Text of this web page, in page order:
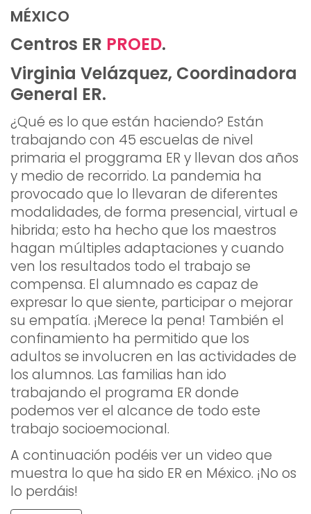
MÉXICO
Centros ER PROED.
Virginia Velázquez, Coordinadora
General ER.
¿Qué es lo que están haciendo? Están
trabajando con 45 escuelas de nivel
primaria el proggrama ER y llevan dos años
y medio de recorrido. La pandemia ha
provocado que lo llevaran de diferentes
modalidades, de forma presencial, virtual e
hibrida; esto ha hecho que los maestros
hagan múltiples adaptaciones y cuando
ven los resultados todo el trabajo se
compensa. El alumnado es capaz de
expresar lo que siente, participar o mejorar
su empatía. ¡Merece la pena! También el
confinamiento ha permitido que los
adultos se involucren en las actividades de
los alumnos. Las familias han ido
trabajando el programa ER donde
podemos ver el alcance de todo este
trabajo socioemocional.
A continuación podéis ver un video que
muestra lo que ha sido ER en México. ¡No os
lo perdáis!